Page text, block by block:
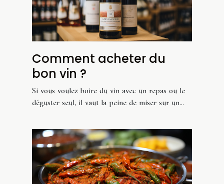
Comment acheter du
bon vin ?
Si vous voulez boire du vin avec un repas ou le
déguster seul, il vaut la peine de miser sur un...